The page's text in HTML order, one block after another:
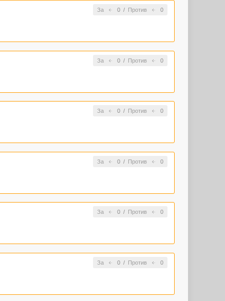
За 0/ Против 0
За 0/ Против 0
За 0/ Против 0
За 0/ Против 0
За 0/ Против 0
За 0/ Против 0